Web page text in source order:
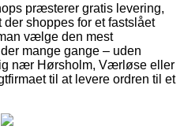
præsterer gratis levering,
shoppes for et fastslået
vælge den mest
mange gange – uden
nær Hørsholm, Værløse eller
til at levere ordren til et